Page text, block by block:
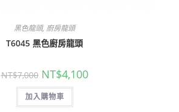
黑色龍頭, 廚房龍頭
T6045 黑色廚房龍頭
NT$7,000 原
始
價
格：
NT$7,000。
NT$4,100目
前
加入購物車